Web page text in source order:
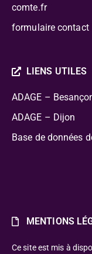
comte.fr
formulaire contact
LIENS UTILES
ADAGE –
ADAGE – Dijon
Base de données
MENTIONS
Ce site est mis à